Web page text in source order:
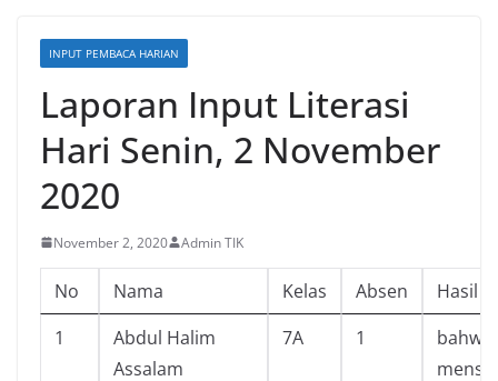
INPUT PEMBACA HARIAN
Laporan Input Literasi
Hari Senin, 2 November
2020
November 2, 2020 Admin TIK
No Nama Kelas Absen
Hasil
1
Abdul Halim
Assalam
7A 1